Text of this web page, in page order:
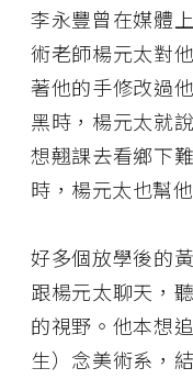
李永豐曾在媒體
術老師楊元太對
著他的手修改過
黑時，楊元太就
想翹課去看鄉下
時，楊元太也幫
好多個放學後的
跟楊元太聊天，
的視野。他本想
生）念美術系，